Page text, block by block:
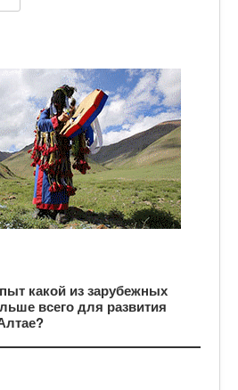
какой из зарубежных
всего для развития